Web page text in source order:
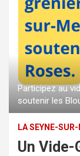
Participez au
soutenir les
LA SEYNE-SUR-
Un Vide-